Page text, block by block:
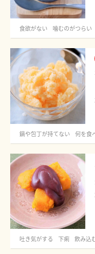
食欲がない 噛むのがつらい
鍋や包丁が持てない 何を食
吐き気がする 下痢 飲み込